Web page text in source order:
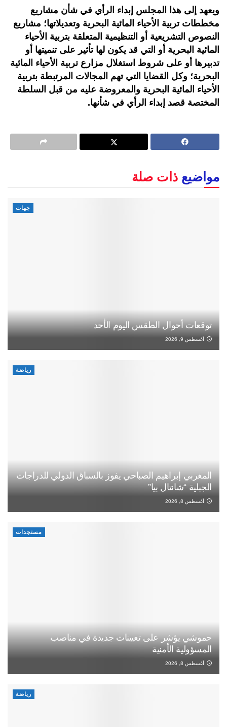
ويعهد إلى هذا المجلس إبداء الرأي في شأن مشاريع
مخططات تربية الأحياء المائية البحرية وتعديلاتها؛ مشاريع
النصوص التشريعية أو التنظيمية المتعلقة بتربية الأحياء
المائية البحرية أو التي قد يكون لها تأثير على تنميتها أو
تدبيرها أو على شروط استغلال مزارع تربية الأحياء المائية
البحرية؛ وكل القضايا التي تهم المجالات المرتبطة بتربية
الأحياء المائية البحرية والمعروضة عليه من قبل السلطة
المختصة قصد إبداء الرأي في شأنها.
مواضيع ذات صلة
جهات
توقعات أحوال الطقس اليوم الأحد
أغسطس 9, 2026
رياضة
المغربي إبراهيم الصباحي يفوز بالسباق الدولي للدراجات
الجبلية “شانتال بيا”
أغسطس 8, 2026
مستجدات
حموشي يؤشر على تعيينات جديدة في مناصب
المسؤولية الأمنية
أغسطس 8, 2026
رياضة